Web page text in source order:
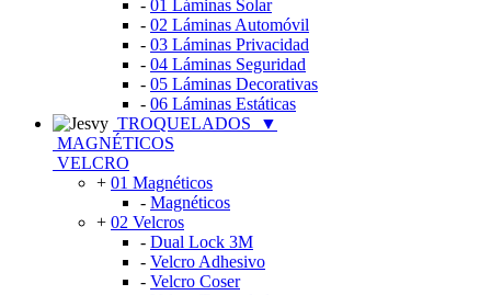
- 01 Láminas Solar
- 02 Láminas Automóvil
- 03 Láminas Privacidad
- 04 Láminas Seguridad
- 05 Láminas Decorativas
- 06 Láminas Estáticas
TROQUELADOS
▼
MAGNÉTICOS
VELCRO
+ 01 Magnéticos
- Magnéticos
+ 02 Velcros
- Dual Lock 3M
- Velcro Adhesivo
- Velcro Coser